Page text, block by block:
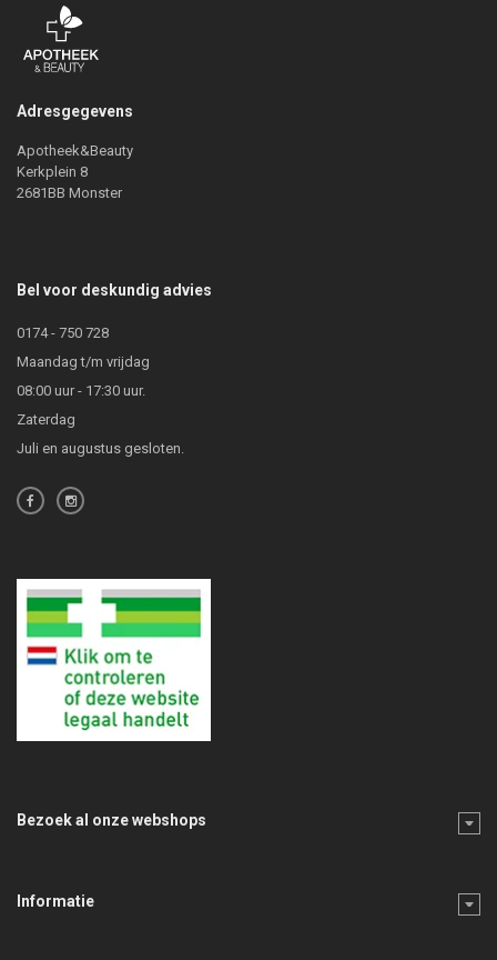
Adresgegevens
Apotheek&Beauty
Kerkplein 8
2681BB Monster
Bel voor deskundig advies
0174 - 750 728
Maandag t/m vrijdag
08:00 uur - 17:30 uur.
Zaterdag
Juli en augustus gesloten.
Bezoek al onze webshops
Informatie